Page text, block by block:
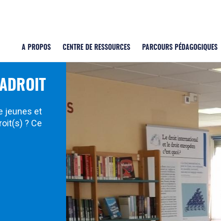
A PROPOS CENTRE DE RESSOURCES PARCOURS PÉDAGOGIQUES
jeunes et
? Ce